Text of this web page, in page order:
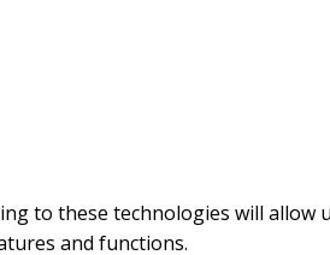
to these technologies will allow
and functions.